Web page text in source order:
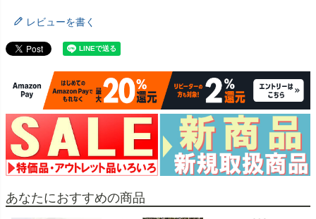
レビューを書く
あなたにおすすめの商品